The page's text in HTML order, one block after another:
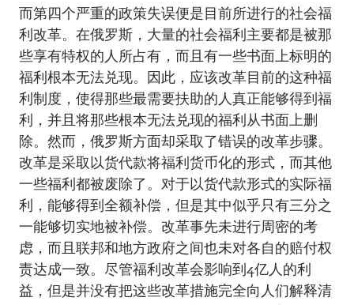
而第四个严重的政策失误便是目前所进行的社会福
利改革。在俄罗斯，大量的社会福利主要都是被那
些享有特权的人所占有，而且有一些书面上标明的
福利根本无法兑现。因此，应该改革目前的这种福
利制度，使得那些最需要扶助的人真正能够得到福
利，并且将那些根本无法兑现的福利从书面上删
除。然而，俄罗斯方面却采取了错误的改革步骤。
改革是采取以货代款将福利货币化的形式，而其他
一些福利都被废除了。对于以货代款形式的实际福
利，能够得到全额补偿，但是其中似乎只有三分之
一能够切实地被补偿。改革事先未进行周密的考
虑，而且联邦和地方政府之间也未对各自的赔付权
责达成一致。尽管福利改革会影响到4亿人的利
益，但是并没有把这些改革措施完全向人们解释清